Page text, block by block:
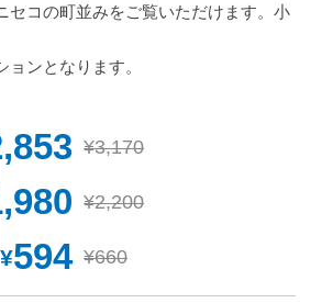
セコの町並みをご覧いただけます。小
ンとなります。
¥3,170
¥2,200
¥594 ¥660